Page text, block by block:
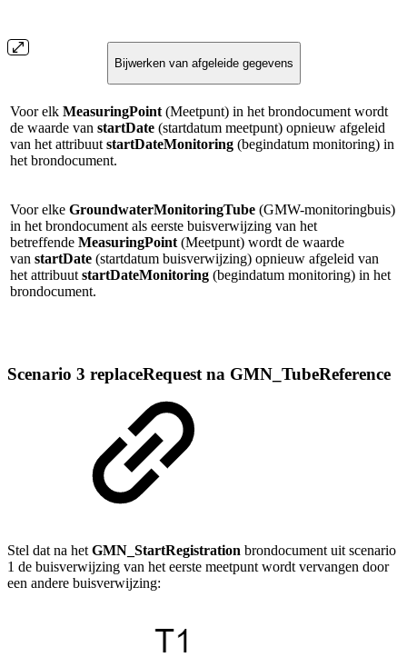
Bijwerken van afgeleide gegevens
Voor elk MeasuringPoint (Meetpunt) in het brondocument wordt
de waarde van startDate (startdatum meetpunt) opnieuw afgeleid
van het attribuut startDateMonitoring (begindatum monitoring) in
het brondocument.
Voor elke GroundwaterMonitoringTube (GMW-monitoringbuis)
in het brondocument als eerste buisverwijzing van het
betreffende MeasuringPoint (Meetpunt) wordt de waarde
van startDate (startdatum buisverwijzing) opnieuw afgeleid van
het attribuut startDateMonitoring (begindatum monitoring) in het
brondocument.
Scenario 3 replaceRequest na GMN_TubeReference
Stel dat na het GMN_StartRegistration brondocument uit scenario
1 de buisverwijzing van het eerste meetpunt wordt vervangen door
een andere buisverwijzing: